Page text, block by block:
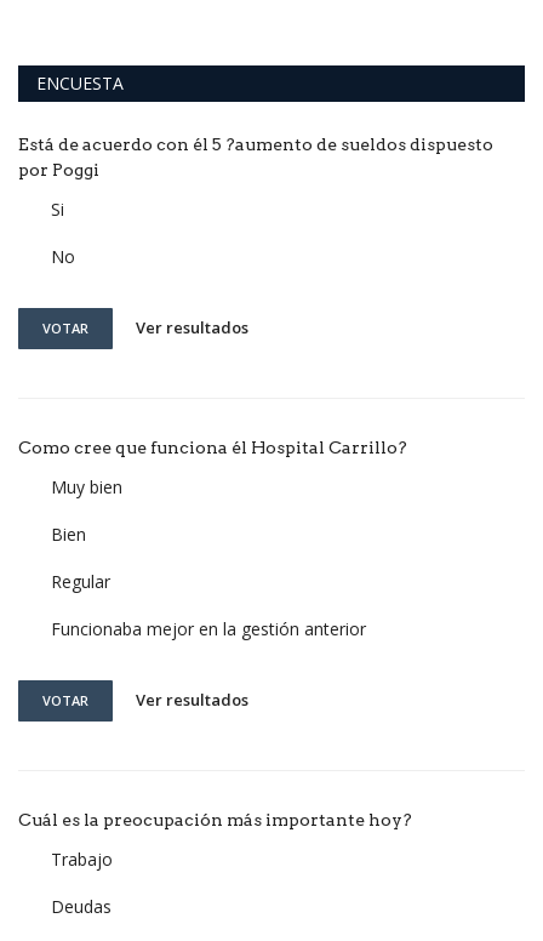
ENCUESTA
Está de acuerdo con él 5 ?aumento de sueldos dispuesto
por Poggi
Si
No
VOTAR Ver resultados
Como cree que funciona él Hospital Carrillo?
Muy bien
Bien
Regular
Funcionaba mejor en la gestión anterior
VOTAR Ver resultados
Cuál es la preocupación más importante hoy?
Trabajo
Deudas